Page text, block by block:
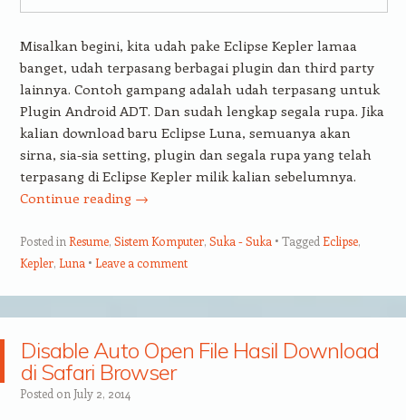
Misalkan begini, kita udah pake Eclipse Kepler lamaa
banget, udah terpasang berbagai plugin dan third party
lainnya. Contoh gampang adalah udah terpasang untuk
Plugin Android ADT. Dan sudah lengkap segala rupa. Jika
kalian download baru Eclipse Luna, semuanya akan
sirna, sia-sia setting, plugin dan segala rupa yang telah
terpasang di Eclipse Kepler milik kalian sebelumnya.
Continue reading →
Posted in Resume, Sistem Komputer, Suka - Suka Tagged Eclipse,
Kepler, Luna Leave a comment
Disable Auto Open File Hasil Download
di Safari Browser
Posted on July 2, 2014